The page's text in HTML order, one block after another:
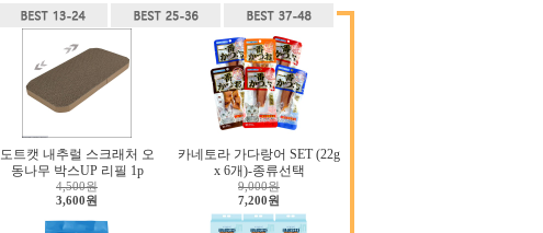
도트캣 내추럴 스크래처 오
동나무 박스UP 리필 1p
4,500원
3,600원
카네토라 가다랑어 SET (22g
x 6개)-종류선택
9,000원
7,200원